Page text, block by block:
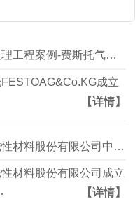
含铬废水处理工程案例-费斯托气动有限公司
成立
【详情】
烟台正海磁性材料股份有限公司中水回用改造工程
材料股份有限公司成立
【详情】